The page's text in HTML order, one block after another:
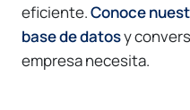
eficiente.Conoce
base de datosy
empresa necesita.